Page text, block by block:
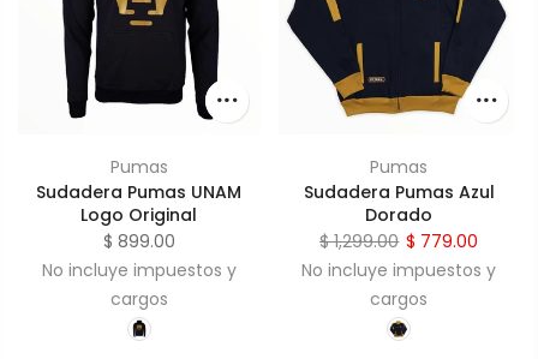
Pumas
Sudadera Pumas UNAM
Logo Original
$ 899.00
No incluye impuestos y
cargos
Pumas
Sudadera Pumas Azul
Dorado
$ 1,299.00 $ 779.00
No incluye impuestos y
cargos